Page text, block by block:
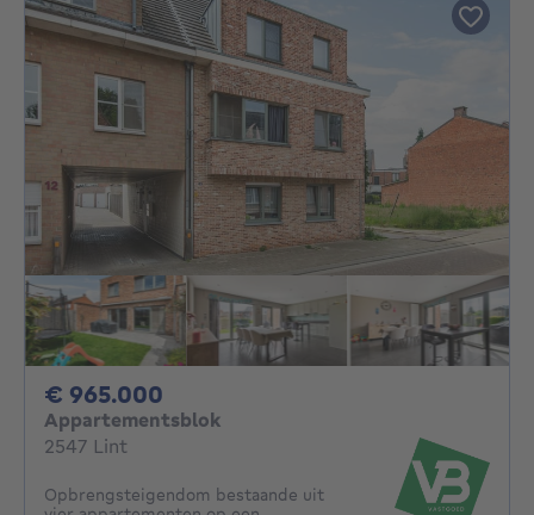
€ 965.000
Appartementsblok
2547 Lint
Opbrengsteigendom bestaande uit